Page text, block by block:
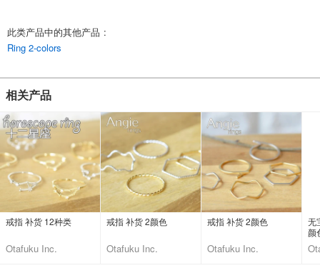
此类产品中的其他产品 :
Ring 2-colors
相关产品
戒指 补货 12种类
Otafuku Inc.
戒指 补货 2颜色
Otafuku Inc.
戒指 补货 2颜色
Otafuku Inc.
无
颜